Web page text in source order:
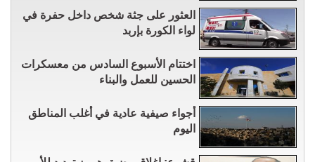
العثور على جثة شخص داخل حفرة في
لواء الكورة بإربد
اختتام الأسبوع السادس من معسكرات
الحسين للعمل والبناء
أجواء صيفية عادية في أغلب المناطق
اليوم